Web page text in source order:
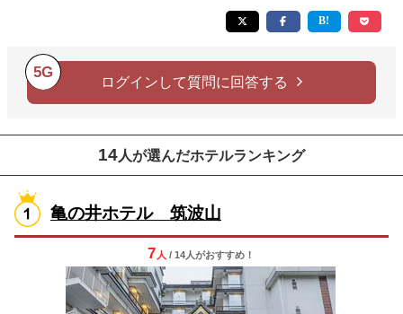
5G
ログインして質問に回答する
14人が選んだホテルランキング
亀の井ホテル 筑波山
7 人 / 14人がおすすめ！